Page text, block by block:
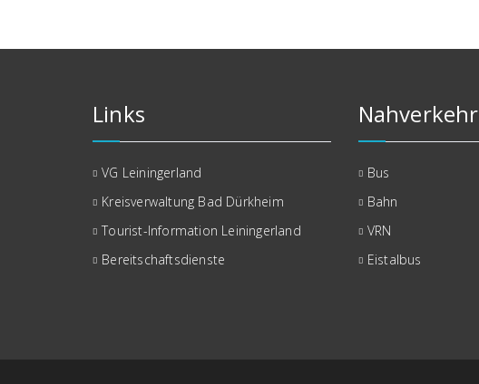
Links
VG Leiningerland
Kreisverwaltung Bad Dürkheim
Tourist-Information Leiningerland
Bereitschaftsdienste
Nahverkehr
Bus
Bahn
VRN
Eistalbus